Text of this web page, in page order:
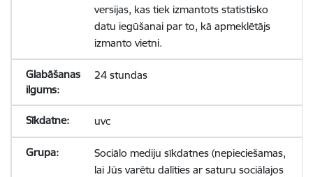
versijas, kas tiek izmantots statistisko
datu iegūšanai par to, kā apmeklētājs
izmanto vietni.
24 stundas
uvc
Sociālo mediju sīkdatnes (nepieciešamas,
lai Jūs varētu dalīties ar saturu sociālajos